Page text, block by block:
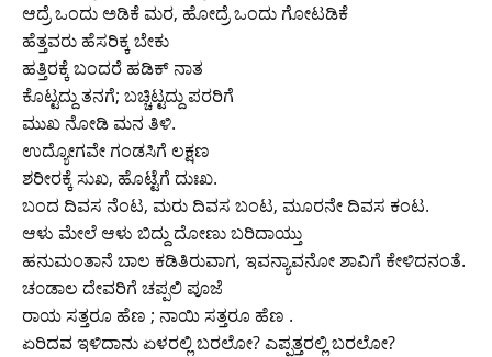
ಆದ್ರೆ ಒಂದು ಅಡಿಕೆ ಮರ, ಹೋದ್ರೆ ಒಂದು ಗೋಟಡಿಕೆ
ಹೆತ್ತವರು ಹೆಸರಿಕ್ಕ ಬೇಕು
ಹತ್ತಿರಕ್ಕೆ ಬಂದರೆ ಹಡಿಕ್ ನಾತ
ಕೊಟ್ಟದ್ದು ತನಗೆ; ಬಚ್ಚಿಟ್ಟದ್ದು ಪರರಿಗೆ
ಮುಖ ನೋಡಿ ಮನ ತಿಳಿ.
ಉದ್ಯೋಗವೇ ಗಂಡಸಿಗೆ ಲಕ್ಷಣ
ಶರೀರಕ್ಕೆ ಸುಖ, ಹೊಟ್ಟೆಗೆ ದುಃಖ.
ಬಂದ ದಿವಸ ನೆಂಟ, ಮರು ದಿವಸ ಬಂಟ, ಮೂರನೇ ದಿವಸ ಕಂಟ.
ಆಳು ಮೇಲೆ ಆಳು ಬಿದ್ದು ದೋಣು ಬರಿದಾಯ್ತು
ಹನುಮಂತಾನೆ ಬಾಲ ಕಡಿತಿರುವಾಗ, ಇವನ್ಯಾವನೋ ಶಾವಿಗೆ ಕೇಳಿದನಂತೆ.
ಚ೦ಡಾಲ ದೇವರಿಗೆ ಚಪ್ಪಲಿ ಪೂಜೆ
ರಾಯ ಸತ್ತರೂ ಹೆಣ ; ನಾಯಿ ಸತ್ತರೂ ಹೆಣ .
ಏರಿದವ ಇಳಿದಾನು ಏಳರಲ್ಲಿ ಬರಲೋ? ಎಪ್ಪತ್ತರಲ್ಲಿ ಬರಲೋ?